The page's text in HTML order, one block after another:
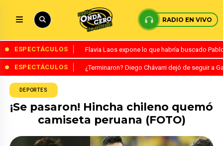
RADIO EN VIVO
ESPECTÁCULOS Flavia Laos expone lo que habría buscado
ESPECTÁCULOS ¿Terminaron? Diego Chávarri dejó de seguir a
DEPORTES
¡Se pasaron! Hincha chileno quemó
camiseta peruana (FOTO)